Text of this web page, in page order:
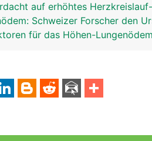
auf erhöhtes
Schweizer Forscher den
für das Höhen-